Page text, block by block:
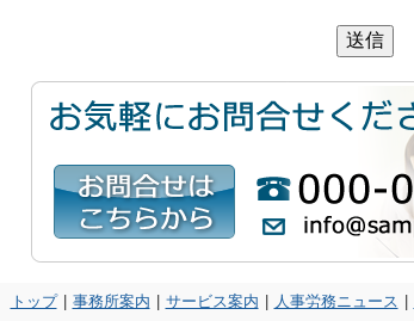
トップ | 事務所案内 | サービス案内 | 人事労務ニュース |